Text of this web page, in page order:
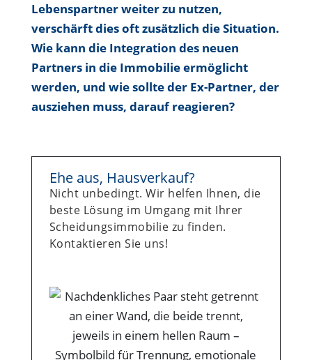
Lebenspartner weiter zu nutzen,
verschärft dies oft zusätzlich die Situation.
Wie kann die Integration des neuen
Partners in die Immobilie ermöglicht
werden, und wie sollte der Ex-Partner, der
ausziehen muss, darauf reagieren?
Ehe aus, Hausverkauf?
Nicht unbedingt. Wir helfen Ihnen, die
beste Lösung im Umgang mit Ihrer
Scheidungsimmobilie zu finden.
Kontaktieren Sie uns!